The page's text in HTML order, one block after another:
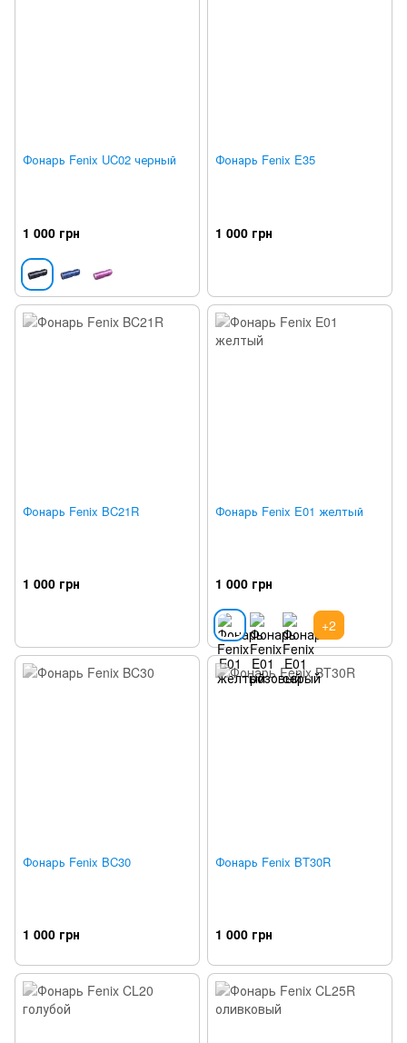
Фонарь Fenix UC02 черный
1 000 грн
Фонарь Fenix E35
1 000 грн
Фонарь Fenix BC21R
1 000 грн
Фонарь Fenix E01 желтый
1 000 грн
+2
Фонарь Fenix BC30
1 000 грн
Фонарь Fenix BT30R
1 000 грн